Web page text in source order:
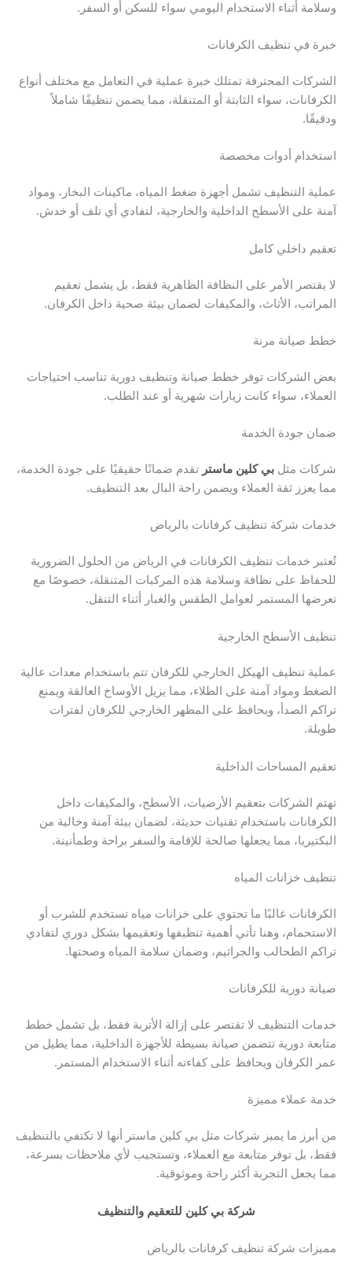
وسلامة أثناء الاستخدام اليومي سواء للسكن أو السفر.
خبرة في تنظيف الكرفانات
الشركات المحترفة تمتلك خبرة عملية في التعامل مع مختلف أنواع
الكرفانات، سواء الثابتة أو المتنقلة، مما يضمن تنظيفًا شاملاً
ودقيقًا.
استخدام أدوات مخصصة
عملية التنظيف تشمل أجهزة ضغط المياه، ماكينات البخار، ومواد
آمنة على الأسطح الداخلية والخارجية، لتفادي أي تلف أو خدش.
تعقيم داخلي كامل
لا يقتصر الأمر على النظافة الظاهرية فقط، بل يشمل تعقيم
المراتب، الأثاث، والمكيفات لضمان بيئة صحية داخل الكرفان.
خطط صيانة مرنة
بعض الشركات توفر خطط صيانة وتنظيف دورية تناسب احتياجات
العملاء، سواء كانت زيارات شهرية أو عند الطلب.
ضمان جودة الخدمة
شركات مثل بي كلين ماستر تقدم ضمانًا حقيقيًا على جودة الخدمة،
مما يعزز ثقة العملاء ويضمن راحة البال بعد التنظيف.
خدمات شركة تنظيف كرفانات بالرياض
تُعتبر خدمات تنظيف الكرفانات في الرياض من الحلول الضرورية
للحفاظ على نظافة وسلامة هذه المركبات المتنقلة، خصوصًا مع
تعرضها المستمر لعوامل الطقس والغبار أثناء التنقل.
تنظيف الأسطح الخارجية
عملية تنظيف الهيكل الخارجي للكرفان تتم باستخدام معدات عالية
الضغط ومواد آمنة على الطلاء، مما يزيل الأوساخ العالقة ويمنع
تراكم الصدأ، ويحافظ على المظهر الخارجي للكرفان لفترات
طويلة.
تعقيم المساحات الداخلية
تهتم الشركات بتعقيم الأرضيات، الأسطح، والمكيفات داخل
الكرفانات باستخدام تقنيات حديثة، لضمان بيئة آمنة وخالية من
البكتيريا، مما يجعلها صالحة للإقامة والسفر براحة وطمأنينة.
تنظيف خزانات المياه
الكرفانات غالبًا ما تحتوي على خزانات مياه تستخدم للشرب أو
الاستحمام، وهنا تأتي أهمية تنظيفها وتعقيمها بشكل دوري لتفادي
تراكم الطحالب والجراثيم، وضمان سلامة المياه وصحتها.
صيانة دورية للكرفانات
خدمات التنظيف لا تقتصر على إزالة الأتربة فقط، بل تشمل خطط
متابعة دورية تتضمن صيانة بسيطة للأجهزة الداخلية، مما يطيل من
عمر الكرفان ويحافظ على كفاءته أثناء الاستخدام المستمر.
خدمة عملاء مميزة
من أبرز ما يميز شركات مثل بي كلين ماستر أنها لا تكتفي بالتنظيف
فقط، بل توفر متابعة مع العملاء، وتستجيب لأي ملاحظات بسرعة،
مما يجعل التجربة أكثر راحة وموثوقية.
شركة بي كلين للتعقيم والتنظيف
مميزات شركة تنظيف كرفانات بالرياض